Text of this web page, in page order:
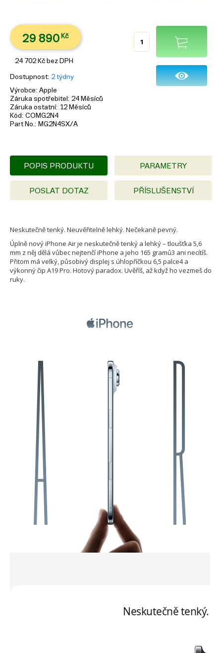
29 890 Kč
24 702 Kč bez DPH
Dostupnost 2 týdny
Výrobce Apple
Záruka spotřebitel
24 Měsíců
Záruka ostatní 12 Měsíců
Kód COMG2N4
Part No.
MG2N4SX/A
POPIS PRODUKTU PARAMETRY
POSLAT DOTAZ PŘÍSLUŠENSTVÍ
Neskutečně tenký. Neuvěřitelně lehký. Nečekaně pevný.
Úplně nový iPhone Air je neskutečně tenký a lehký – tloušťka 5,6
mm z něj dělá vůbec nejtenčí iPhone a jeho 165 gramů3 ani necítíš.
Přitom má velký, působivý displej s úhlopříčkou 6,5 palce4 a
výkonný čip A19 Pro. Hotový paradox. Uvěříš, až když ho vezmeš do
ruky.